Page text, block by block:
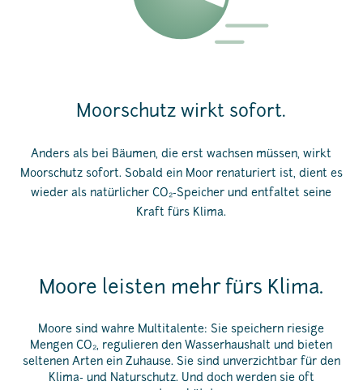
Moorschutz wirkt sofort.
Anders als bei Bäumen, die erst wachsen müssen, wirkt
Moorschutz sofort. Sobald ein Moor renaturiert ist, dient es
wieder als natürlicher CO₂-Speicher und entfaltet seine
Kraft fürs Klima.
Moore leisten mehr fürs Klima.
Moore sind wahre Multitalente: Sie speichern riesige
Mengen CO₂, regulieren den Wasserhaushalt und bieten
seltenen Arten ein Zuhause. Sie sind unverzichtbar für den
Klima- und Naturschutz. Und doch werden sie oft